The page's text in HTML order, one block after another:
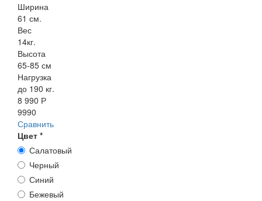
Ширина
61 см.
Вес
14кг.
Высота
65-85 см
Нагрузка
до 190 кг.
8 990 Р
9990
Сравнить
Цвет *
Салатовый
Черный
Синий
Бежевый